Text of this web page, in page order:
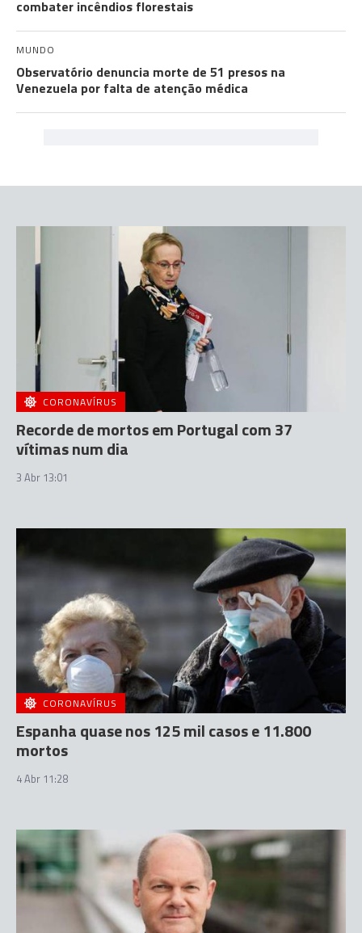
combater incêndios florestais
MUNDO
Observatório denuncia morte de 51 presos na
Venezuela por falta de atenção médica
CORONAVÍRUS
Recorde de mortos em Portugal com 37
vítimas num dia
3 Abr 13:01
CORONAVÍRUS
Espanha quase nos 125 mil casos e 11.800
mortos
4 Abr 11:28